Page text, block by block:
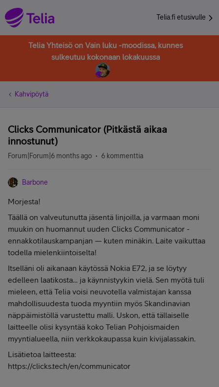
Telia.fi etusivulle
Telia Yhteisö on Vain luku -moodissa, kunnes
sulkeutuu kokonaan lokakuussa
Kahvipöytä
Clicks Communicator (Pitkästä aikaa
innostunut)
Forum|Forum|6 months ago 6 kommenttia
Barbone
Morjesta!
Täällä on valveutunutta jäsentä linjoilla, ja varmaan moni
muukin on huomannut uuden Clicks Communicator -
ennakkotilauskampanjan — kuten minäkin. Laite vaikuttaa
todella mielenkiintoiselta!
Itselläni oli aikanaan käytössä Nokia E72, ja se löytyy
edelleen laatikosta… ja käynnistyykin vielä. Sen myötä tuli
mieleen, että Telia voisi neuvotella valmistajan kanssa
mahdollisuudesta tuoda myyntiin myös Skandinavian
näppäimistöllä varustettu malli. Uskon, että tällaiselle
laitteelle olisi kysyntää koko Telian Pohjoismaiden
myyntialueella, niin verkkokaupassa kuin kivijalassakin.
Lisätietoa laitteesta:
https://clicks.tech/en/communicator